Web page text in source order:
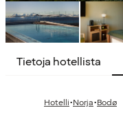
Tietoja hotellista
Hotelli·Norja·Bodø